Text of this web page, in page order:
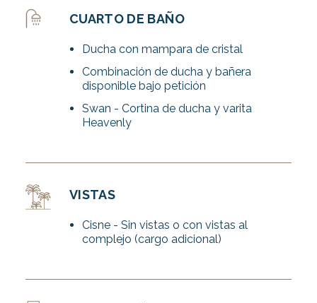
CUARTO DE BAÑO
Ducha con mampara de cristal
Combinación de ducha y bañera
disponible bajo petición
Swan - Cortina de ducha y varita
Heavenly
VISTAS
Cisne - Sin vistas o con vistas al
complejo (cargo adicional)